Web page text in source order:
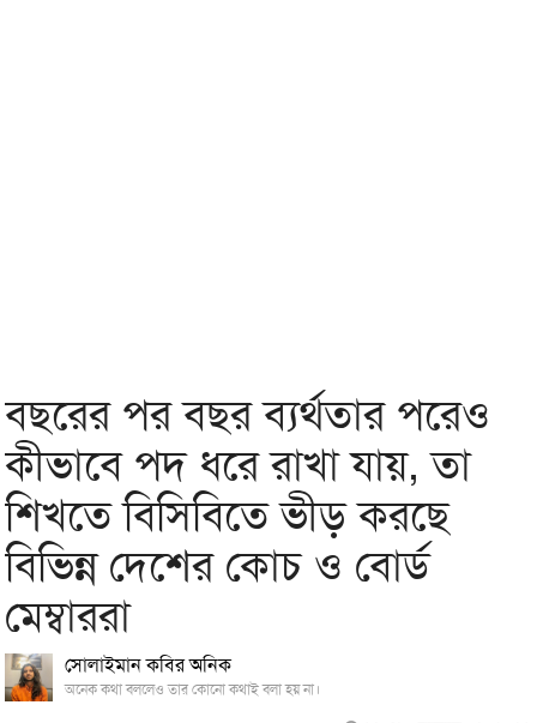
বছরের পর বছর ব্যর্থতার পরেও
কীভাবে পদ ধরে রাখা যায়, তা
শিখতে বিসিবিতে ভীড় করছে
বিভিন্ন দেশের কোচ ও বোর্ড
মেম্বাররা
সোলাইমান কবির অনিক
অনেক কথা বললেও তার কোনো কথাই বলা হয় না।